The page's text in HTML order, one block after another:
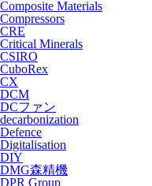
Composite Materials
Compressors
CRE
Critical Minerals
CSIRO
CuboRex
CX
DCM
DCファン
decarbonization
Defence
Digitalisation
DIY
DMG森精機
DPR Group